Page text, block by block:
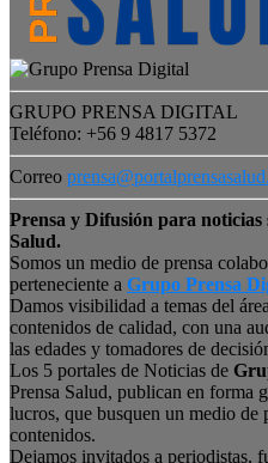
GRUPO PRENSA DIGITAL
Teléfono: +56 9 4817 5372
Correo
Prensa y Difusión para noticias
Salud.
Somos un medio de prensa
perteneciente a Grupo Prensa
Damos visibilidad a temas del
contenidos de calidad, con una
las edades y tomadores de
Los 5 portales de Noticias de
Prensa Salud, publican en forma
lucros, que busquen un medio de
contenidos.
Dejamos invitados a periodistas,